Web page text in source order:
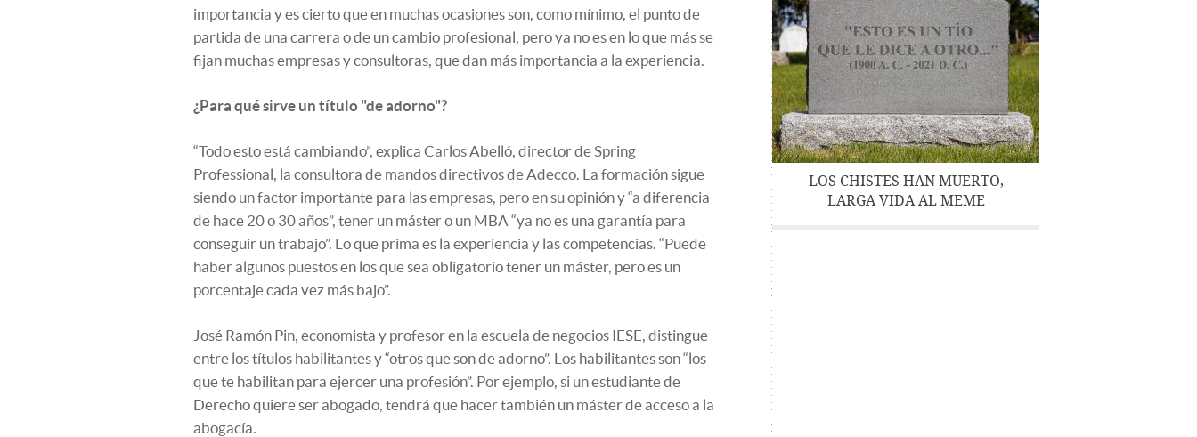
importancia y es cierto que en muchas ocasiones son, como mínimo, el punto de
partida de una carrera o de un cambio profesional, pero ya no es en lo que más se
fijan muchas empresas y consultoras, que dan más importancia a la experiencia.
¿Para qué sirve un título "de adorno"?
“Todo esto está cambiando”, explica Carlos Abelló, director de Spring
Professional, la consultora de mandos directivos de Adecco. La formación sigue
siendo un factor importante para las empresas, pero en su opinión y “a diferencia
de hace 20 o 30 años”, tener un máster o un MBA “ya no es una garantía para
conseguir un trabajo”. Lo que prima es la experiencia y las competencias. “Puede
haber algunos puestos en los que sea obligatorio tener un máster, pero es un
porcentaje cada vez más bajo”.
José Ramón Pin, economista y profesor en la escuela de negocios IESE, distingue
entre los títulos habilitantes y “otros que son de adorno”. Los habilitantes son “los
que te habilitan para ejercer una profesión”. Por ejemplo, si un estudiante de
Derecho quiere ser abogado, tendrá que hacer también un máster de acceso a la
abogacía.
LOS CHISTES HAN MUERTO,
LARGA VIDA AL MEME